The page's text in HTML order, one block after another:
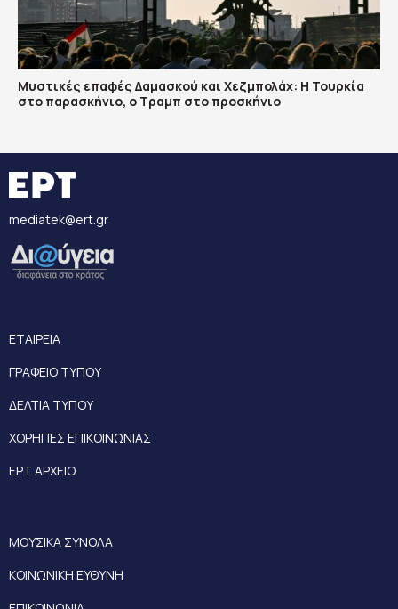
​Μυστικές επαφές Δαμασκού και Χεζμπολάχ: Η Τουρκία
στο παρασκήνιο, ο Τραμπ στο προσκήνιο
mediatek@ert.gr
ΕΤΑΙΡΕΙΑ
ΓΡΑΦΕΙΟ ΤΥΠΟΥ
ΔΕΛΤΙΑ ΤΥΠΟΥ
ΧΟΡΗΓΙΕΣ ΕΠΙΚΟΙΝΩΝΙΑΣ
ΕΡΤ ΑΡΧΕΙΟ
ΜΟΥΣΙΚΑ ΣΥΝΟΛΑ
ΚΟΙΝΩΝΙΚΗ ΕΥΘΥΝΗ